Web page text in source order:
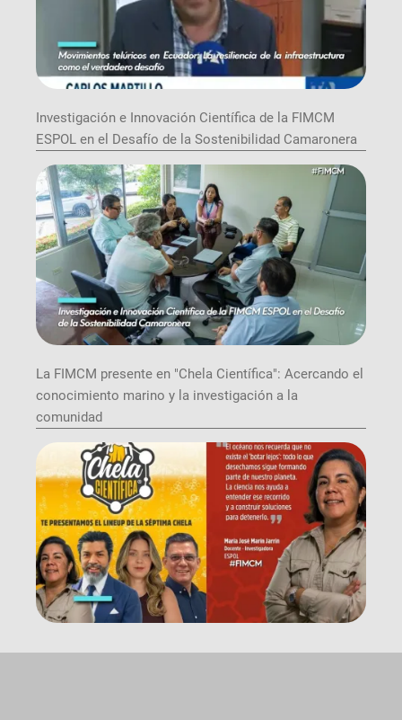
Investigación e Innovación Científica de la FIMCM
ESPOL en el Desafío de la Sostenibilidad Camaronera
La FIMCM presente en "Chela Científica": Acercando el
conocimiento marino y la investigación a la
comunidad